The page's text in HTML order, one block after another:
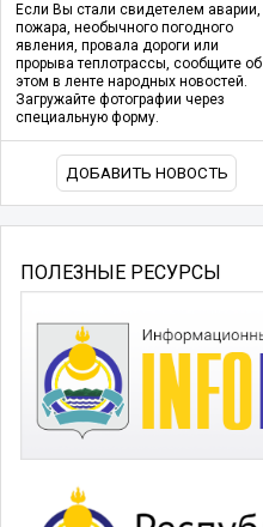
Если Вы стали свидетелем аварии,
пожара, необычного погодного
явления, провала дороги или
прорыва теплотрассы, сообщите об
этом в ленте народных новостей.
Загружайте фотографии через
специальную форму.
ДОБАВИТЬ НОВОСТЬ
ПОЛЕЗНЫЕ РЕСУРСЫ